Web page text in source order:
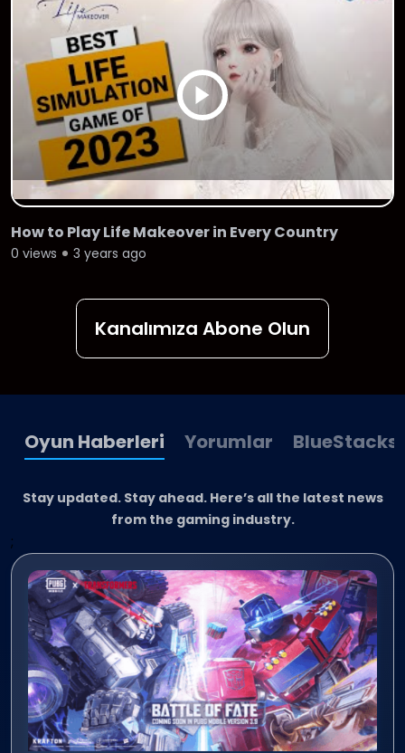
0 views 3 years ago
How to Play Life Makeover in Every Country
Kanalımıza Abone Olun
Oyun Haberleri Yorumlar
Stay updated. Stay ahead. Here’s all the latest news
from the gaming industry.
;